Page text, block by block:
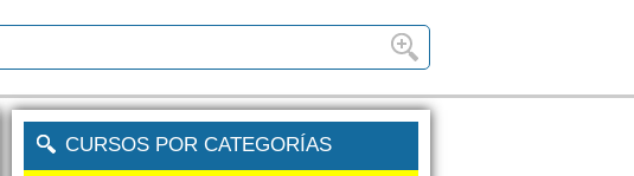
CURSOS POR CATEGORÍAS